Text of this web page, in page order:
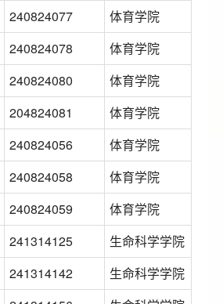
240824077
体育学院
240824078
体育学院
240824080
体育学院
204824081
体育学院
240824056
体育学院
240824058
体育学院
240824059
体育学院
241314125
生命科学学院
241314142
生命科学学院